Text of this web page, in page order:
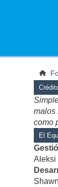
malos
como
El
Aleksi